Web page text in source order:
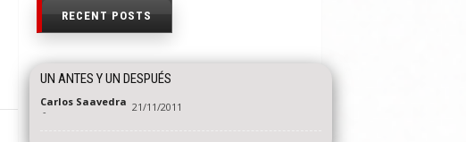
RECENT POSTS
UN ANTES Y UN DESPUÉS
Carlos Saavedra
- 21/11/2011